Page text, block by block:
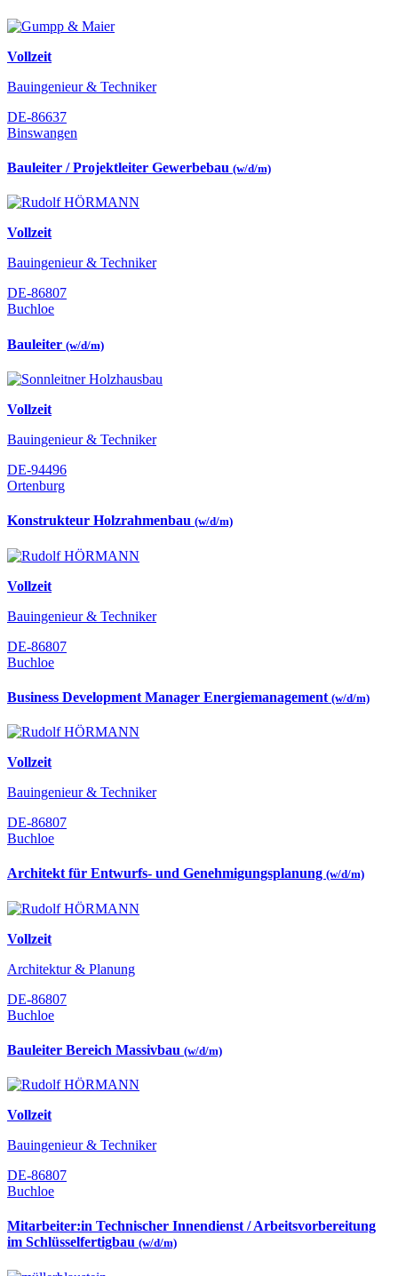
Vollzeit
Bauingenieur & Techniker
DE-86637
Binswangen
Bauleiter / Projektleiter Gewerbebau (w/d/m)
Vollzeit
Bauingenieur & Techniker
DE-86807
Buchloe
Bauleiter (w/d/m)
Vollzeit
Bauingenieur & Techniker
DE-94496
Ortenburg
Konstrukteur Holzrahmenbau (w/d/m)
Vollzeit
Bauingenieur & Techniker
DE-86807
Buchloe
Business Development Manager Energiemanagement (w/d/m)
Vollzeit
Bauingenieur & Techniker
DE-86807
Buchloe
Architekt für Entwurfs- und Genehmigungsplanung (w/d/m)
Vollzeit
Architektur & Planung
DE-86807
Buchloe
Bauleiter Bereich Massivbau (w/d/m)
Vollzeit
Bauingenieur & Techniker
DE-86807
Buchloe
Mitarbeiter:in Technischer Innendienst / Arbeitsvorbereitung
im Schlüsselfertigbau (w/d/m)